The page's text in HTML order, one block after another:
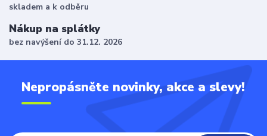
skladem a k odběru
Nákup na splátky
bez navýšení do 31.12. 2026
Nepropásněte novinky, akce a slevy!